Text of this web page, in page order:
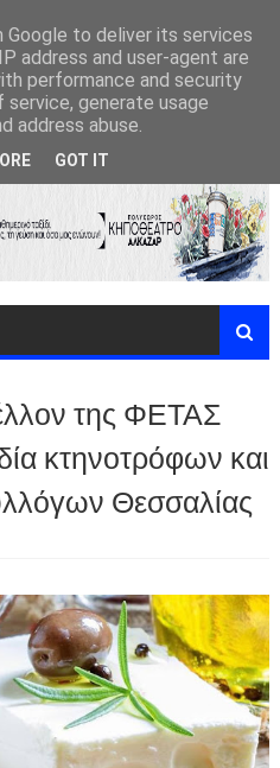
της ΦΕΤΑΣ
κτηνοτρόφων και
Θεσσαλίας
to deliver its services
address and user-agent are
performance and security
generate usage
address abuse.
GOT IT